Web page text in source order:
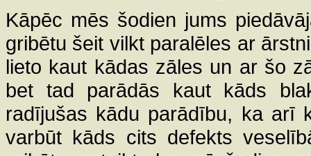
Kāpēc mēs šodien jums
gribētu šeit vilkt paralēles ar
lieto kaut kādas zāles un ar šo
bet tad parādās kaut kāds
radījušas kādu parādību, ka arī
varbūt kāds cits defekts